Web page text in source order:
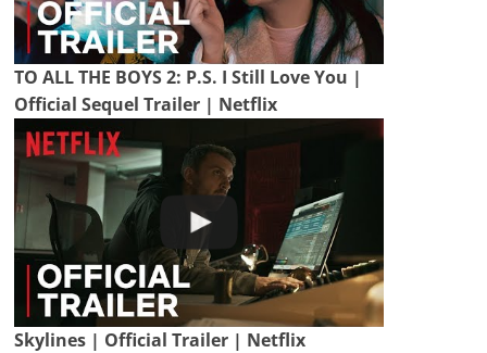
TO ALL THE BOYS 2: P.S. I Still Love You |
Official Sequel Trailer | Netflix
Skylines | Official Trailer | Netflix